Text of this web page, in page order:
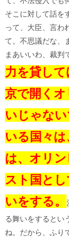
そこに対して話を
って、大臣、言わ
て。不思議だな、
まあいいわ、裁判
力を貸し
京で開く
いじゃな
いる国々
は、オリ
スト国と
いをする。
る舞いをするとい
ね。だから、ふり